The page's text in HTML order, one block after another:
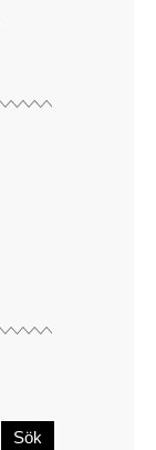
Sök